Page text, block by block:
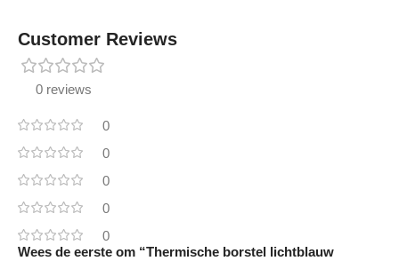
Customer Reviews
0 reviews
0
0
0
0
0
Wees de eerste om “Thermische borstel lichtblauw